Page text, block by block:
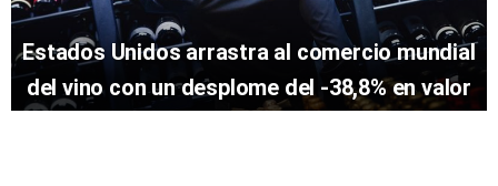
Estados Unidos arrastra al comercio mundial
del vino con un desplome del -38,8% en valor